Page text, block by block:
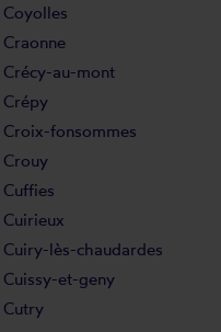
Coyolles
Craonne
Crécy-au-mont
Crépy
Croix-fonsommes
Crouy
Cuffies
Cuirieux
Cuiry-lès-chaudardes
Cuissy-et-geny
Cutry